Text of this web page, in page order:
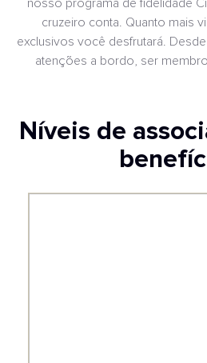
nosso programa de fidelidade
cruzeiro conta. Quanto mais
exclusivos você desfrutará.
atenções a bordo, ser
Níveis de